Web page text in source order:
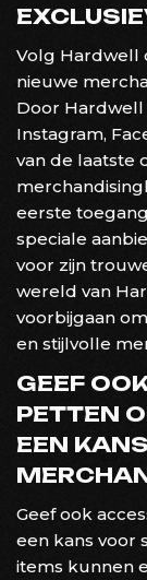
Volg Hardwell
nieuwe
Door
Instagram,
van de laatste
eerste
speciale
voor zijn
wereld van
voorbijgaan
en stijlvolle
GEEF
PETTEN
EEN
Geef ook
een kans voor
items kunnen